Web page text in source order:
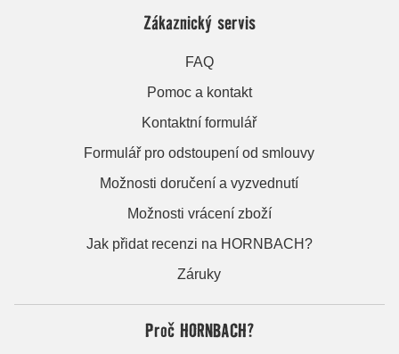
Zákaznický servis
FAQ
Pomoc a kontakt
Kontaktní formulář
Formulář pro odstoupení od smlouvy
Možnosti doručení a vyzvednutí
Možnosti vrácení zboží
Jak přidat recenzi na HORNBACH?
Záruky
Proč HORNBACH?